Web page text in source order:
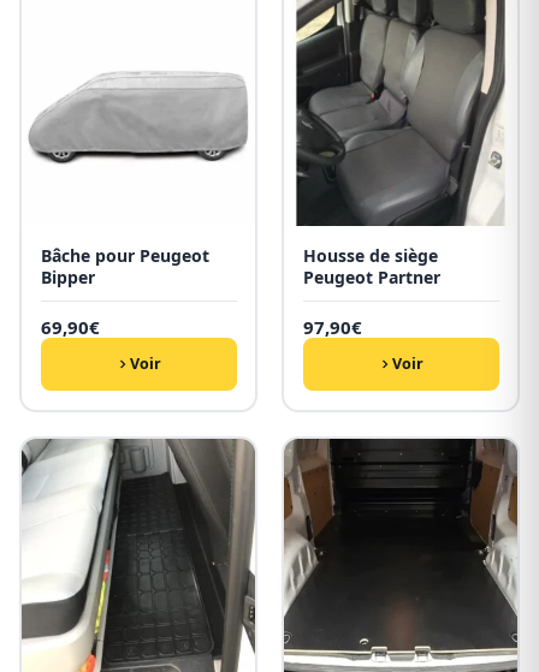
Bâche pour Peugeot
Bipper
69,90€
Voir
Housse de siège
Peugeot Partner
97,90€
Voir